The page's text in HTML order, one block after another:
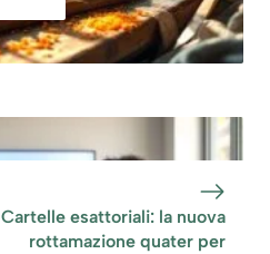
Cartelle esattoriali: la nuova
rottamazione quater per